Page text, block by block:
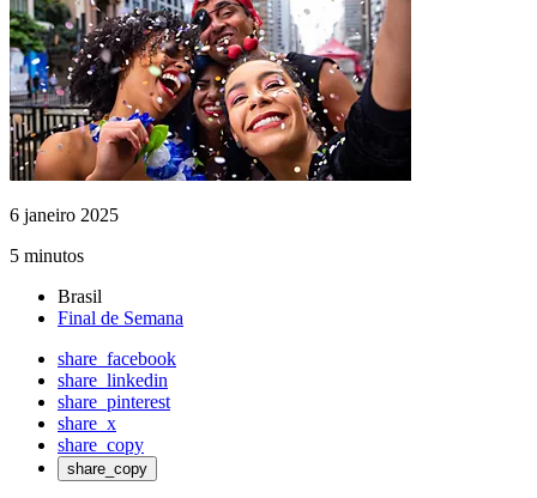
6 janeiro 2025
5 minutos
Brasil
Final de Semana
share_facebook
share_linkedin
share_pinterest
share_x
share_copy
share_copy